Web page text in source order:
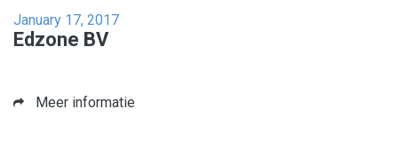
January 17, 2017
Edzone BV
Meer informatie